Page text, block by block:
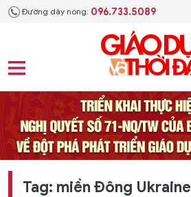
Đường dây nóng: 096.733.5089
Tag: miền Đông Ukraine